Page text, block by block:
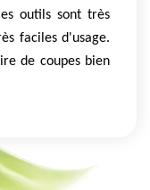
outils sont très
faciles d'usage.
de coupes bien